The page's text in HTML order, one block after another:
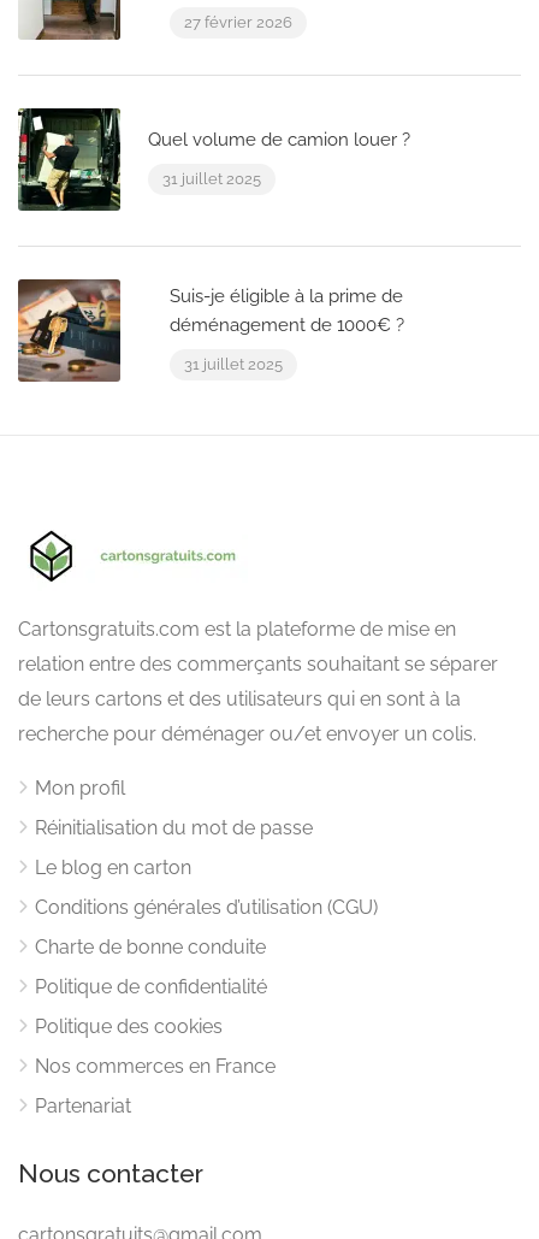
27 février 2026
Quel volume de camion louer ?
31 juillet 2025
Suis-je éligible à la prime de
déménagement de 1000€ ?
31 juillet 2025
Cartonsgratuits.com est la plateforme de mise en
relation entre des commerçants souhaitant se séparer
de leurs cartons et des utilisateurs qui en sont à la
recherche pour déménager ou/et envoyer un colis.
Mon profil
Réinitialisation du mot de passe
Le blog en carton
Conditions générales d’utilisation (CGU)
Charte de bonne conduite
Politique de confidentialité
Politique des cookies
Nos commerces en France
Partenariat
Nous contacter